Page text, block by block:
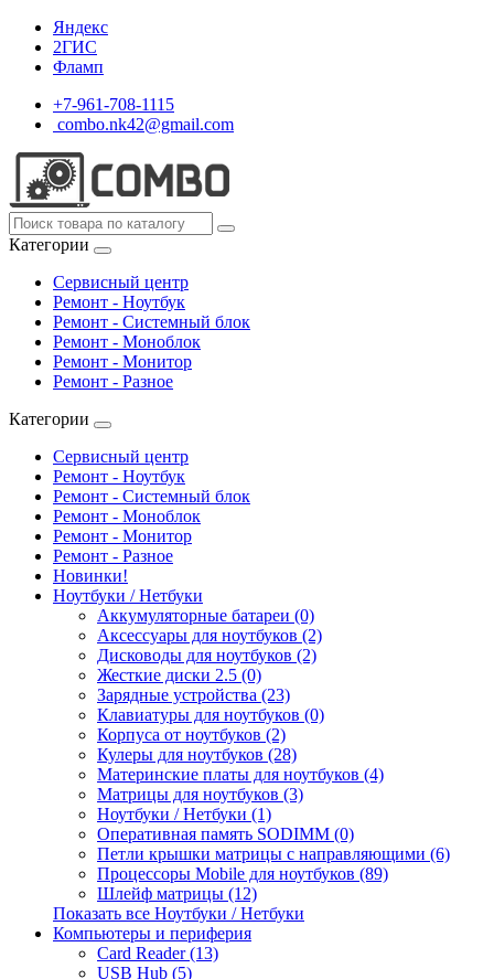
Яндекс
2ГИС
Фламп
+7-961-708-1115
combo.nk42@gmail.com
Категории
Сервисный центр
Ремонт - Ноутбук
Ремонт - Системный блок
Ремонт - Моноблок
Ремонт - Монитор
Ремонт - Разное
Категории
Сервисный центр
Ремонт - Ноутбук
Ремонт - Системный блок
Ремонт - Моноблок
Ремонт - Монитор
Ремонт - Разное
Новинки!
Ноутбуки / Нетбуки
Аккумуляторные батареи (0)
Аксессуары для ноутбуков (2)
Дисководы для ноутбуков (2)
Жесткие диски 2.5 (0)
Зарядные устройства (23)
Клавиатуры для ноутбуков (0)
Корпуса от ноутбуков (2)
Кулеры для ноутбуков (28)
Материнские платы для ноутбуков (4)
Матрицы для ноутбуков (3)
Ноутбуки / Нетбуки (1)
Оперативная память SODIMM (0)
Петли крышки матрицы с направляющими (6)
Процессоры Mobile для ноутбуков (89)
Шлейф матрицы (12)
Показать все Ноутбуки / Нетбуки
Компьютеры и периферия
Card Reader (13)
USB Hub (5)